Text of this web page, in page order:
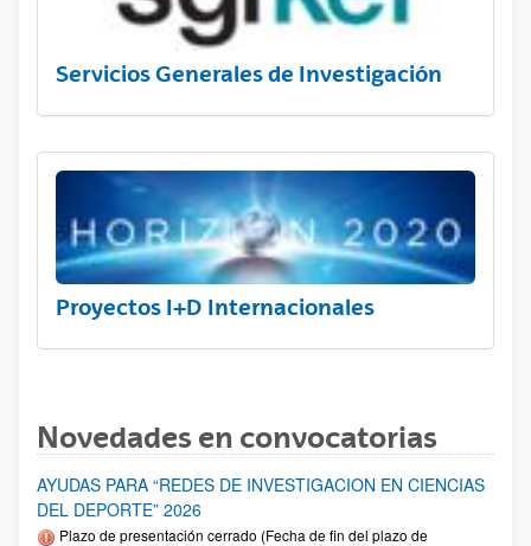
Servicios Generales de Investigación
Proyectos I+D Internacionales
Novedades en convocatorias
AYUDAS PARA “REDES DE INVESTIGACION EN CIENCIAS
DEL DEPORTE” 2026
Plazo de presentación cerrado (Fecha de fin del plazo de